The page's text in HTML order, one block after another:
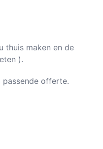
thuis maken en de
).
passende offerte.